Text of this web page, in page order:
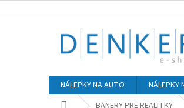
na
NÁLEPKY NA AUTO NÁLEPKY
DomovBANERY PRE REALITKY